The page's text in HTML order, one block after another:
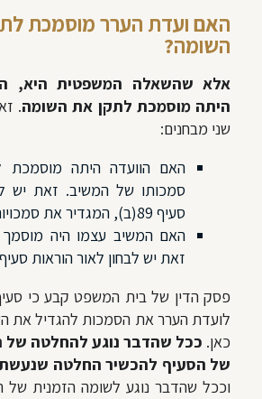
האם ועדת הערר מוסמכת
השומה?
אלא שהשאלה המשפטית היא,
היתה מוסמכת לתקן את השומה.
שני מבחנים:
האם הוועדה היתה מוסמכת
סמכותו של המשיב. זאת יש
סעיף 89(ב), המגדיר את סמכויותיה של הועדה.
האם המשיב עצמו היה
זאת יש לבחון לאור הוראות סעיף 85.
לועדת הערר את הסמכות להגדיל את
כאן. ככל שהדבר נוגע להחלטה של
של הסעיף להכשיר החלטה
וככל שהדבר נוגע לשומה הזמנית של